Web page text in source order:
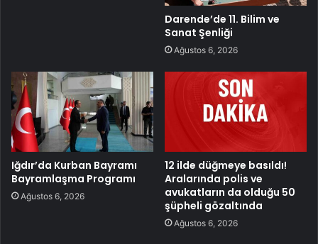
Darende’de 11. Bilim ve
Sanat Şenliği
Ağustos 6, 2026
Iğdır’da Kurban Bayramı
Bayramlaşma Programı
Ağustos 6, 2026
12 ilde düğmeye basıldı!
Aralarında polis ve
avukatların da olduğu 50
şüpheli gözaltında
Ağustos 6, 2026